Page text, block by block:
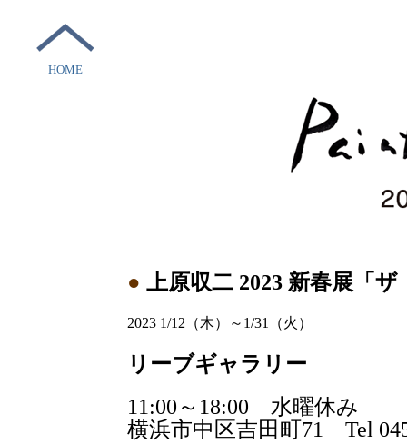
HOME
● 上原収二 2023 新春展「
2023 1/12（木）～1/31（火）
リーブギャラリー
11:00～18:00 水曜休み
横浜市中区吉田町71 Tel